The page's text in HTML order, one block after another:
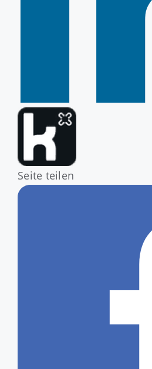
Seite teilen